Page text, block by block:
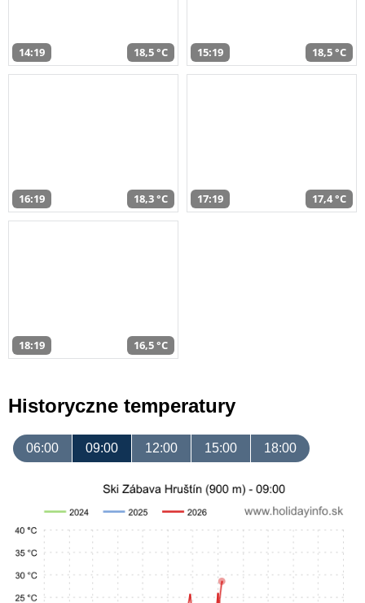
14:19 18,5 °C 15:19 18,5 °C
16:19 18,3 °C 17:19 17,4 °C
18:19 16,5 °C
Historyczne temperatury
06:00 09:00 12:00 15:00 18:00